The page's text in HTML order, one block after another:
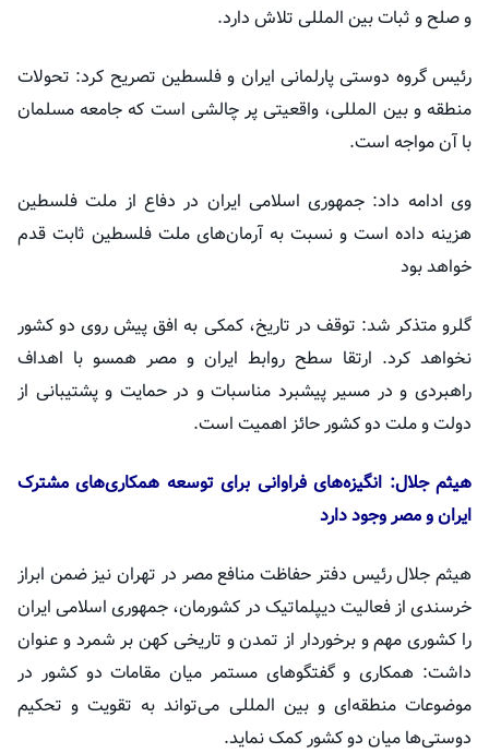
و صلح و ثبات بین المللی تلاش دارد.
رئیس گروه دوستی پارلمانی ایران و فلسطین تصریح کرد: تحولات
منطقه و بین المللی، واقعیتی پر چالشی است که جامعه مسلمان
با آن مواجه است.
وی ادامه داد: جمهوری اسلامی ایران در دفاع از ملت فلسطین
هزینه داده است و نسبت به آرمان‌های ملت فلسطین ثابت قدم
خواهد بود
گلرو متذکر شد: توقف در تاریخ، کمکی به افق پیش روی دو کشور
نخواهد کرد. ارتقا سطح روابط ایران و مصر همسو با اهداف
راهبردی و در مسیر پیشبرد مناسبات و در حمایت و پشتیبانی از
دولت و ملت دو کشور حائز اهمیت است.
هیثم جلال: انگیزه‌های فراوانی برای توسعه همکاری‌های مشترک
ایران و مصر وجود دارد
هیثم جلال رئیس دفتر حفاظت منافع مصر در تهران نیز ضمن ابراز
خرسندی از فعالیت دیپلماتیک در کشورمان، جمهوری اسلامی ایران
را کشوری مهم و برخوردار از تمدن و تاریخی کهن بر شمرد و عنوان
داشت: همکاری و گفتگوهای مستمر میان مقامات دو کشور در
موضوعات منطقه‌ای و بین المللی می‌تواند به تقویت و تحکیم
دوستی‌ها میان دو کشور کمک نماید.